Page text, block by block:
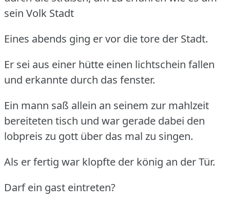
sein Volk Stadt
Eines abends ging er vor die tore der Stadt.
Er sei aus einer hütte einen lichtschein fallen
und erkannte durch das fenster.
Ein mann saß allein an seinem zur mahlzeit
bereiteten tisch und war gerade dabei den
lobpreis zu gott über das mal zu singen.
Als er fertig war klopfte der könig an der Tür.
Darf ein gast eintreten?